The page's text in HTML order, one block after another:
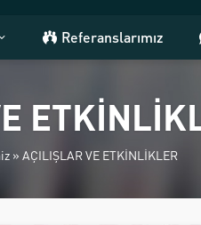
Referanslarımız
» AÇILIŞLAR VE ETKİNLİKLER